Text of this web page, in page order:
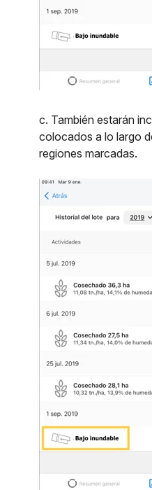
c. También estarán
colocados a lo largo
regiones marcadas.